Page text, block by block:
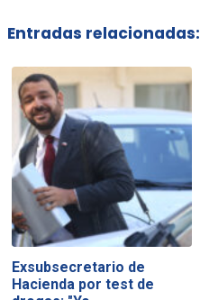
Entradas relacionadas:
Exsubsecretario de
Hacienda por test de